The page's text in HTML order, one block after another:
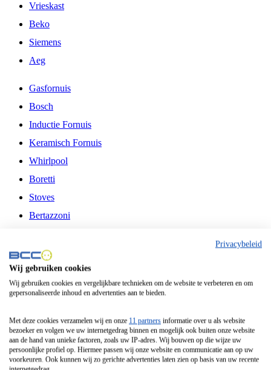
Vrieskast
Beko
Siemens
Aeg
Gasfornuis
Bosch
Inductie Fornuis
Keramisch Fornuis
Whirlpool
Boretti
Stoves
Bertazzoni
Fitelli
Airfryer
Frituurpan
Contactgrill
Broodbakmachine
Broodrooster
Privacybeleid
Wij gebruiken cookies
Wij gebruiken cookies en vergelijkbare technieken om de website te verbeteren en om
gepersonaliseerde inhoud en advertenties aan te bieden.
Met deze cookies verzamelen wij en onze 11 partners informatie over u als website
bezoeker en volgen we uw internetgedrag binnen en mogelijk ook buiten onze website
aan de hand van unieke factoren, zoals uw IP-adres. Wij bouwen op die wijze uw
persoonlijke profiel op. Hiermee passen wij onze website en communicatie aan op uw
voorkeuren. Ook kunnen wij zo gerichte advertenties laten zien op basis van uw recente